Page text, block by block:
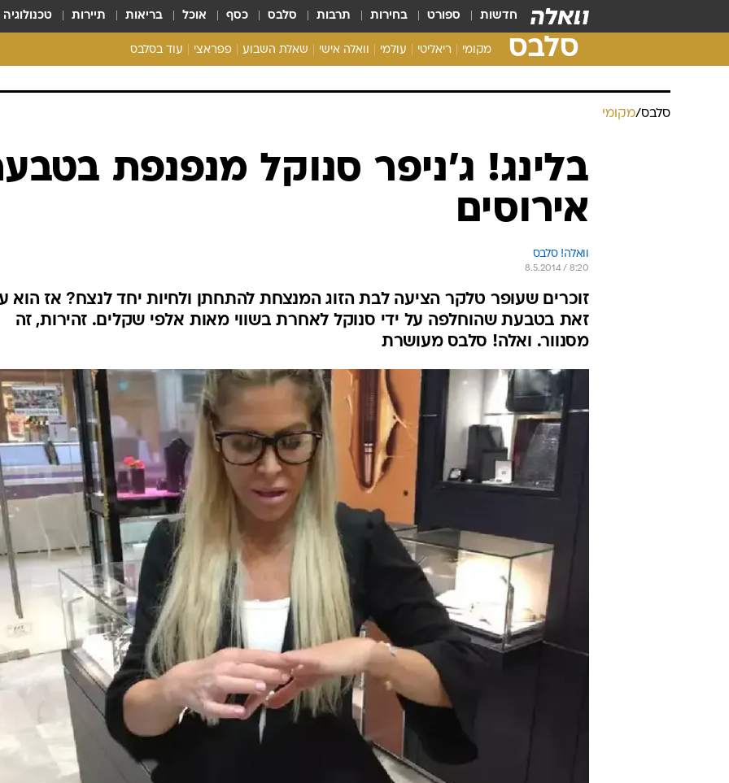
חדשות ספורט בחירות תרבות סלבס כסף אוכל בריאות תיירות טכנולוגיה
סלבס מקומי ריאליטי עולמי וואלה אישי שאלת השבוע פפראצי עוד בסלבס
רכלו לנו
סלבס/מקומי
בלינג! ג'ניפר סנוקל מנפנפת
אירוסים
וואלה! סלבס
8.5.2014 / 8:20
זוכרים שעופר טלקר הציעה לבת הזוג המנצחת להתחתן ולחיות יחד לנצח? אז הוא
זאת בטבעת שהוחלפה על ידי סנוקל לאחרת בשווי מאות אלפי שקלים. זהירות, זה
מסנוור. ואלה! סלבס מעושרת